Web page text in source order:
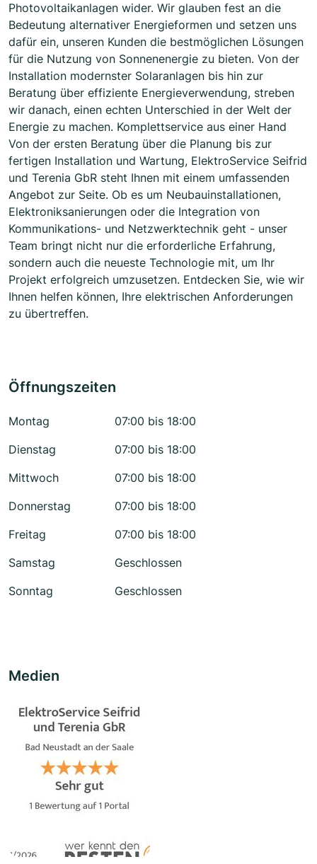
Photovoltaikanlagen wider. Wir glauben fest an die
Bedeutung alternativer Energieformen und setzen uns
dafür ein, unseren Kunden die bestmöglichen Lösungen
für die Nutzung von Sonnenenergie zu bieten. Von der
Installation modernster Solaranlagen bis hin zur
Beratung über effiziente Energieverwendung, streben
wir danach, einen echten Unterschied in der Welt der
Energie zu machen. Komplettservice aus einer Hand
Von der ersten Beratung über die Planung bis zur
fertigen Installation und Wartung, ElektroService Seifrid
und Terenia GbR steht Ihnen mit einem umfassenden
Angebot zur Seite. Ob es um Neubauinstallationen,
Elektroniksanierungen oder die Integration von
Kommunikations- und Netzwerktechnik geht - unser
Team bringt nicht nur die erforderliche Erfahrung,
sondern auch die neueste Technologie mit, um Ihr
Projekt erfolgreich umzusetzen. Entdecken Sie, wie wir
Ihnen helfen können, Ihre elektrischen Anforderungen
zu übertreffen.
Öffnungszeiten
Montag
07:00 bis 18:00
Dienstag
07:00 bis 18:00
Mittwoch
07:00 bis 18:00
Donnerstag
07:00 bis 18:00
Freitag
07:00 bis 18:00
Samstag
Geschlossen
Sonntag
Geschlossen
Medien